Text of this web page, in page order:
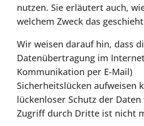
nutzen. Sie erläutert auch,
welchem Zweck das
Wir weisen darauf hin, dass
Datenübertragung im
Kommunikation per E-Mail)
Sicherheitslücken aufweisen
lückenloser Schutz der
Zugriff durch Dritte ist nicht